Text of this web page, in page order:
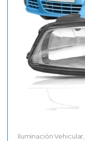
Iluminación Vehicular,